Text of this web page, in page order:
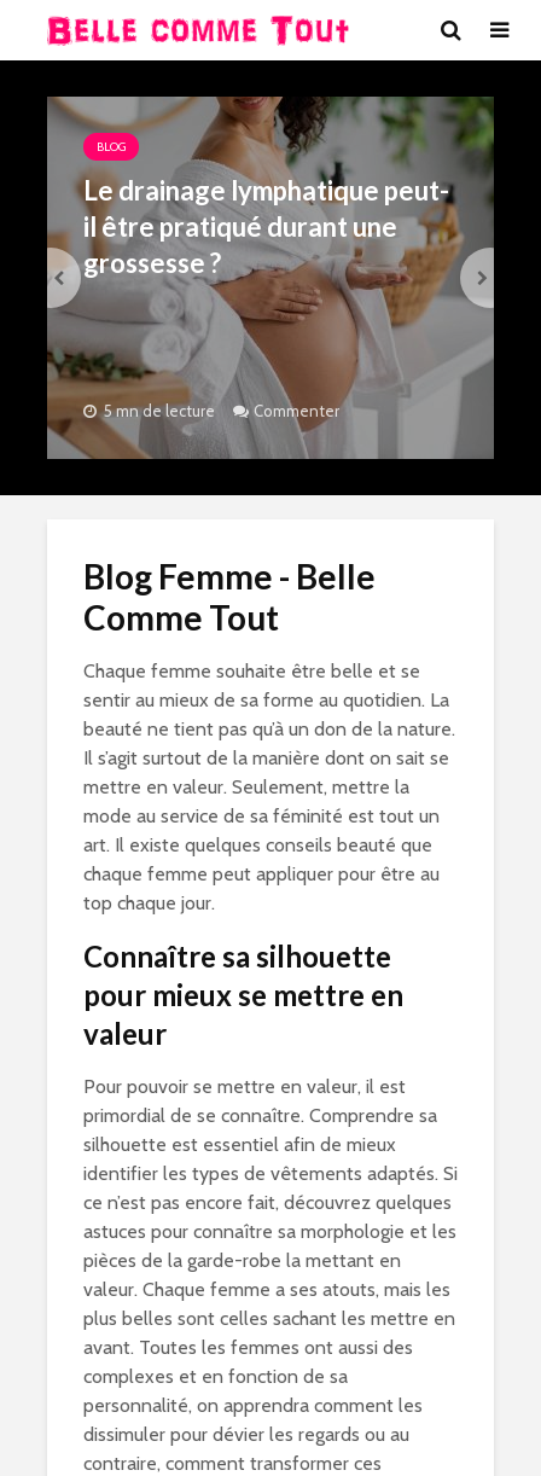
BLOG
Le drainage lymphatique peut-
il être pratiqué durant une
grossesse ?
5 mn de lecture Commenter
Blog Femme - Belle
Comme Tout
Chaque femme souhaite être belle et se
sentir au mieux de sa forme au quotidien. La
beauté ne tient pas qu’à un don de la nature.
Il s’agit surtout de la manière dont on sait se
mettre en valeur. Seulement, mettre la
mode au service de sa féminité est tout un
art. Il existe quelques conseils beauté que
chaque femme peut appliquer pour être au
top chaque jour.
Connaître sa silhouette
pour mieux se mettre en
valeur
Pour pouvoir se mettre en valeur, il est
primordial de se connaître. Comprendre sa
silhouette est essentiel afin de mieux
identifier les types de vêtements adaptés. Si
ce n’est pas encore fait, découvrez quelques
astuces pour connaître sa morphologie et les
pièces de la garde-robe la mettant en
valeur. Chaque femme a ses atouts, mais les
plus belles sont celles sachant les mettre en
avant. Toutes les femmes ont aussi des
complexes et en fonction de sa
personnalité, on apprendra comment les
dissimuler pour dévier les regards ou au
contraire, comment transformer ces